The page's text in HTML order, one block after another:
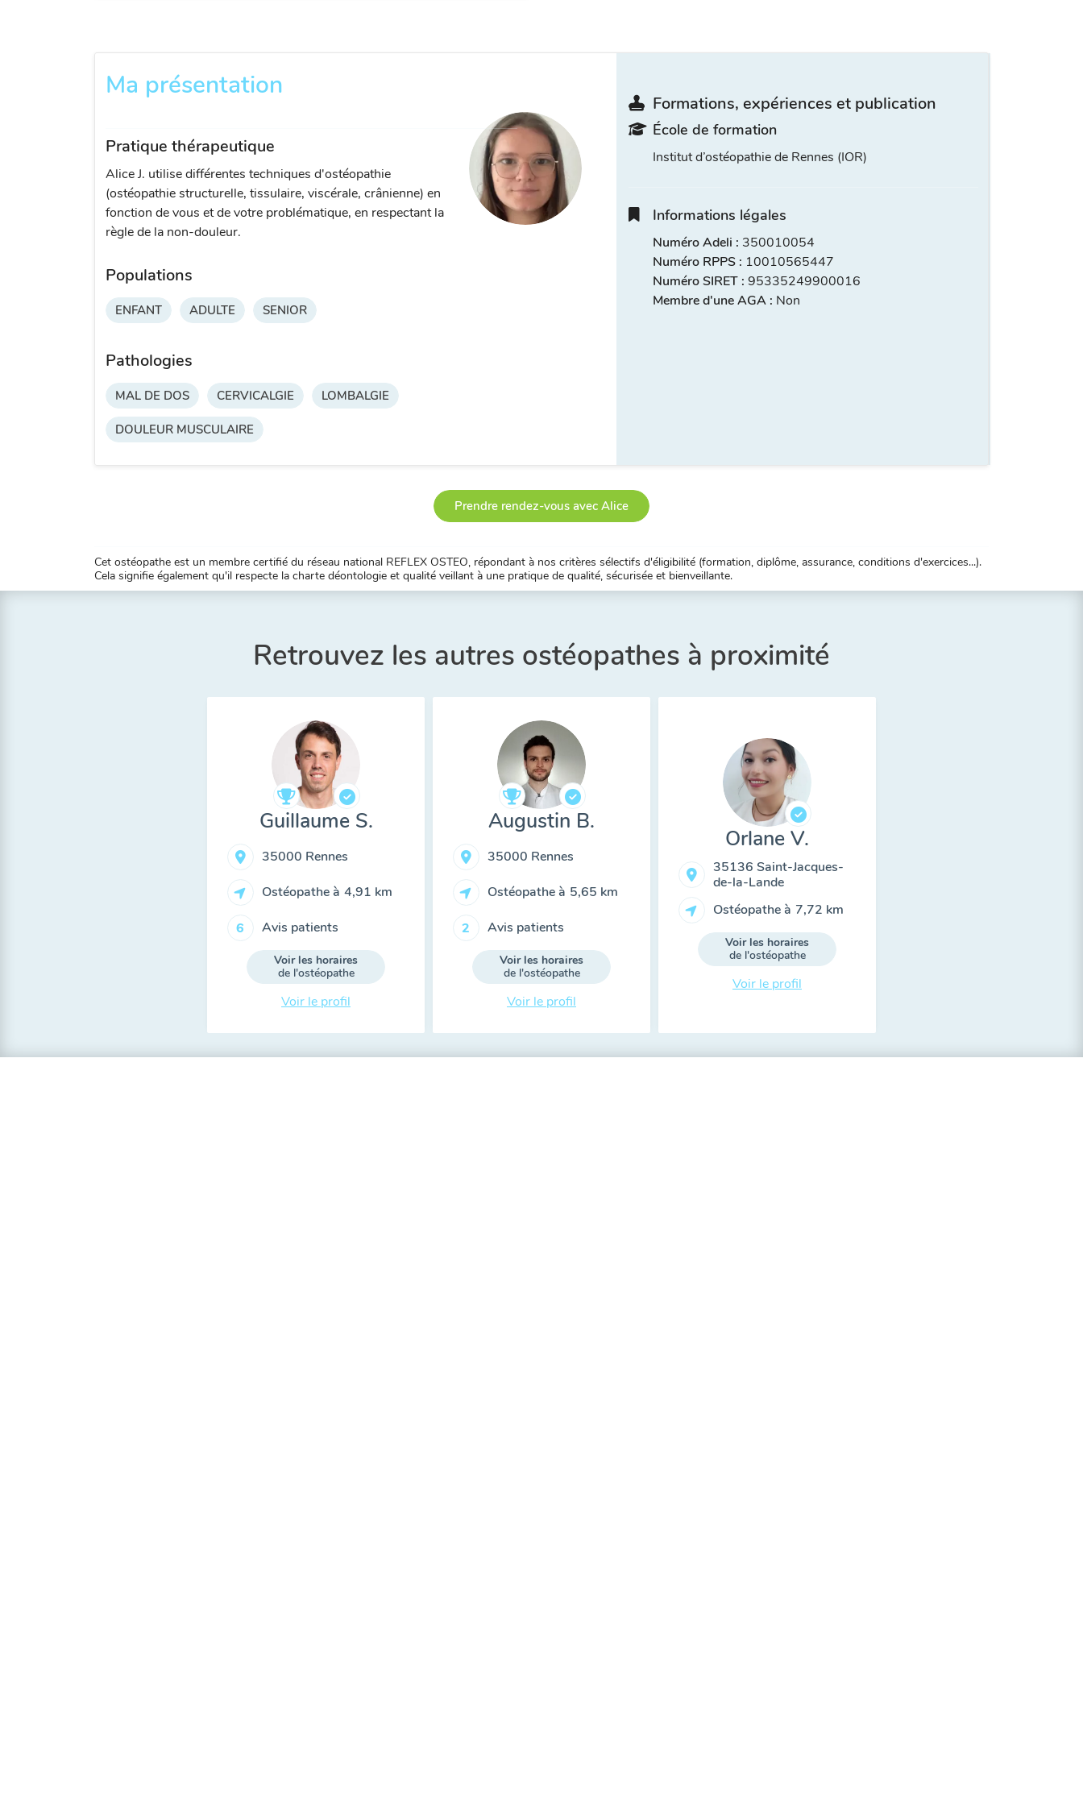
Ma présentation
Pratique thérapeutique
Alice J. utilise différentes techniques d'ostéopathie
(ostéopathie structurelle, tissulaire, viscérale, crânienne) en
fonction de vous et de votre problématique, en respectant la
règle de la non-douleur.
Populations
ENFANT ADULTE SENIOR
Pathologies
MAL DE DOS CERVICALGIE LOMBALGIE
DOULEUR MUSCULAIRE
Formations, expériences et publication
École de formation
Institut d’ostéopathie de Rennes (IOR)
Informations légales
Numéro Adeli : 350010054
Numéro RPPS : 10010565447
Numéro SIRET : 95335249900016
Membre d'une AGA : Non
Prendre rendez-vous avec Alice
Cet ostéopathe est un membre certifié du réseau national REFLEX OSTEO, répondant à nos critères sélectifs d'éligibilité (formation, diplôme, assurance, conditions d'exercices...).
Cela signifie également qu'il respecte la charte déontologie et qualité veillant à une pratique de qualité, sécurisée et bienveillante.
Retrouvez les autres ostéopathes à proximité
Guillaume S.
35000 Rennes
Ostéopathe à 4,91 km
6 Avis patients
Voir les horaires
de l'ostéopathe
Voir le profil
Augustin B.
35000 Rennes
Ostéopathe à 5,65 km
2 Avis patients
Voir les horaires
de l'ostéopathe
Voir le profil
Orlane V.
35136 Saint-Jacques-
de-la-Lande
Ostéopathe à 7,72 km
Voir les horaires
de l'ostéopathe
Voir le profil